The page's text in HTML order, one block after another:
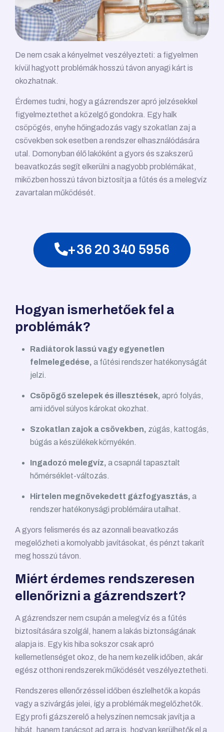
De nem csak a kényelmet veszélyezteti: a figyelmen
kívül hagyott problémák hosszú távon anyagi kárt is
okozhatnak.
Érdemes tudni, hogy a gázrendszer apró jelzésekkel
figyelmeztethet a közelgő gondokra. Egy halk
csöpögés, enyhe hőingadozás vagy szokatlan zaj a
csövekben sok esetben a rendszer elhasználódására
utal. Domonyban élő lakóként a gyors és szakszerű
beavatkozás segít elkerülni a nagyobb problémákat,
miközben hosszú távon biztosítja a fűtés és a melegvíz
zavartalan működését.
+36 20 340 5956
Hogyan ismerhetőek fel a
problémák?
Radiátorok lassú vagy egyenetlen
felmelegedése, a fűtési rendszer hatékonyságát
jelzi.
Csöpögő szelepek és illesztések, apró folyás,
ami idővel súlyos károkat okozhat.
Szokatlan zajok a csövekben, zúgás, kattogás,
búgás a készülékek környékén.
Ingadozó melegvíz, a csapnál tapasztalt
hőmérséklet-változás.
Hirtelen megnövekedett gázfogyasztás, a
rendszer hatékonysági problémáira utalhat.
A gyors felismerés és az azonnali beavatkozás
megelőzheti a komolyabb javításokat, és pénzt takarít
meg hosszú távon.
Miért érdemes rendszeresen
ellenőrizni a gázrendszert?
A gázrendszer nem csupán a melegvíz és a fűtés
biztosítására szolgál, hanem a lakás biztonságának
alapja is. Egy kis hiba sokszor csak apró
kellemetlenséget okoz, de ha nem kezelik időben, akár
egész otthoni rendszerek működését veszélyeztetheti.
Rendszeres ellenőrzéssel időben észlelhetők a kopás
vagy a szivárgás jelei, így a problémák megelőzhetők.
Egy profi gázszerelő a helyszínen nemcsak javítja a
hibát, hanem tanácsot ad arra is, hogyan kerülhetők el a